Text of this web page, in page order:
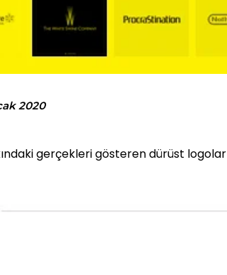
2020
gerçekleri gösteren dürüst logolar